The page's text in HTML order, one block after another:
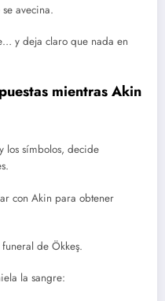
avecina.
y deja claro que nada en
mientras Akin
los símbolos, decide
con Akin para obtener
de Ökkeş.
la sangre: